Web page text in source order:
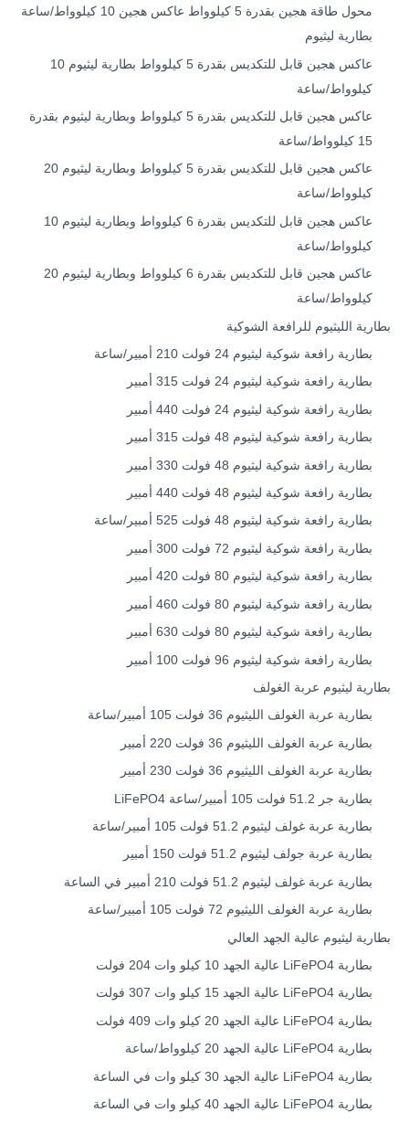
محول طاقة هجين بقدرة 5 كيلوواط عاكس هجين 10 كيلوواط/ساعة
بطارية ليثيوم
عاكس هجين قابل للتكديس بقدرة 5 كيلوواط بطارية ليثيوم 10
كيلوواط/ساعة
عاكس هجين قابل للتكديس بقدرة 5 كيلوواط وبطارية ليثيوم بقدرة
15 كيلوواط/ساعة
عاكس هجين قابل للتكديس بقدرة 5 كيلوواط وبطارية ليثيوم 20
كيلوواط/ساعة
عاكس هجين قابل للتكديس بقدرة 6 كيلوواط وبطارية ليثيوم 10
كيلوواط/ساعة
عاكس هجين قابل للتكديس بقدرة 6 كيلوواط وبطارية ليثيوم 20
كيلوواط/ساعة
بطارية الليثيوم للرافعة الشوكية
بطارية رافعة شوكية ليثيوم 24 فولت 210 أمبير/ساعة
بطارية رافعة شوكية ليثيوم 24 فولت 315 أمبير
بطارية رافعة شوكية ليثيوم 24 فولت 440 أمبير
بطارية رافعة شوكية ليثيوم 48 فولت 315 أمبير
بطارية رافعة شوكية ليثيوم 48 فولت 330 أمبير
بطارية رافعة شوكية ليثيوم 48 فولت 440 أمبير
بطارية رافعة شوكية ليثيوم 48 فولت 525 أمبير/ساعة
بطارية رافعة شوكية ليثيوم 72 فولت 300 أمبير
بطارية رافعة شوكية ليثيوم 80 فولت 420 أمبير
بطارية رافعة شوكية ليثيوم 80 فولت 460 أمبير
بطارية رافعة شوكية ليثيوم 80 فولت 630 أمبير
بطارية رافعة شوكية ليثيوم 96 فولت 100 أمبير
بطارية ليثيوم عربة الغولف
بطارية عربة الغولف الليثيوم 36 فولت 105 أمبير/ساعة
بطارية عربة الغولف الليثيوم 36 فولت 220 أمبير
بطارية عربة الغولف الليثيوم 36 فولت 230 أمبير
بطارية جر 51.2 فولت 105 أمبير/ساعة LiFePO4
بطارية عربة غولف ليثيوم 51.2 فولت 105 أمبير/ساعة
بطارية عربة جولف ليثيوم 51.2 فولت 150 أمبير
بطارية عربة غولف ليثيوم 51.2 فولت 210 أمبير في الساعة
بطارية عربة الغولف الليثيوم 72 فولت 105 أمبير/ساعة
بطارية ليثيوم عالية الجهد العالي
بطارية LiFePO4 عالية الجهد 10 كيلو وات 204 فولت
بطارية LiFePO4 عالية الجهد 15 كيلو وات 307 فولت
بطارية LiFePO4 عالية الجهد 20 كيلو وات 409 فولت
بطارية LiFePO4 عالية الجهد 20 كيلوواط/ساعة
بطارية LiFePO4 عالية الجهد 30 كيلو وات في الساعة
بطارية LiFePO4 عالية الجهد 40 كيلو وات في الساعة